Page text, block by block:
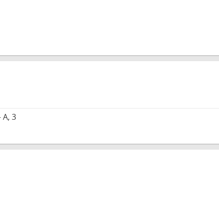
3